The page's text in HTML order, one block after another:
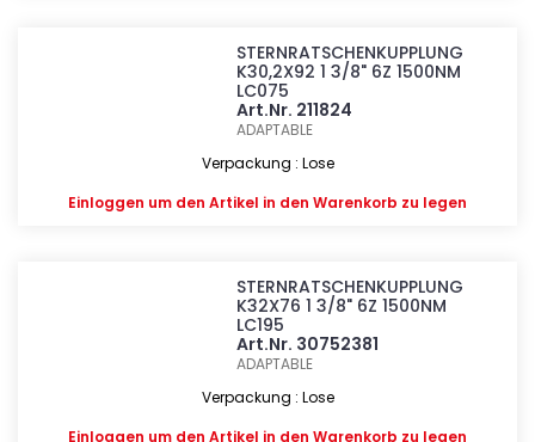
STERNRATSCHENKUPPLUNG
K30,2X92 1 3/8" 6Z 1500NM
LC075
Art.Nr. 211824
ADAPTABLE
Verpackung : Lose
Einloggen um den Artikel in den Warenkorb zu legen
STERNRATSCHENKUPPLUNG
K32X76 1 3/8" 6Z 1500NM
LC195
Art.Nr. 30752381
ADAPTABLE
Verpackung : Lose
Einloggen um den Artikel in den Warenkorb zu legen